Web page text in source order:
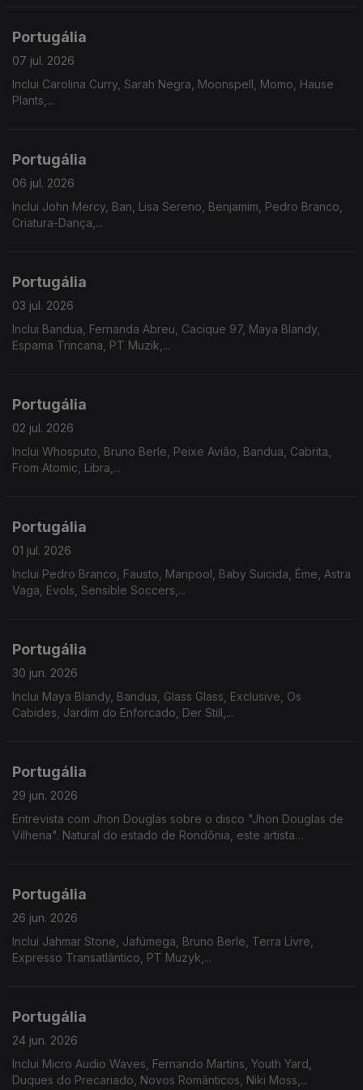
Portugália
07 jul. 2026
Inclui Carolina Curry, Sarah Negra, Moonspell, Momo, Hause
Plants,...
Portugália
06 jul. 2026
Inclui John Mercy, Ban, Lisa Sereno, Benjamim, Pedro Branco,
Criatura-Dança,...
Portugália
03 jul. 2026
Inclui Bandua, Fernanda Abreu, Cacique 97, Maya Blandy,
Espama Trincana, PT Muzik,...
Portugália
02 jul. 2026
Inclui Whosputo, Bruno Berle, Peixe Avião, Bandua, Cabrita,
From Atomic, Libra,...
Portugália
01 jul. 2026
Inclui Pedro Branco, Fausto, Maripool, Baby Suicida, Éme, Astra
Vaga, Evols, Sensible Soccers,...
Portugália
30 jun. 2026
Inclui Maya Blandy, Bandua, Glass Glass, Exclusive, Os
Cabides, Jardim do Enforcado, Der Still,...
Portugália
29 jun. 2026
Entrevista com Jhon Douglas sobre o disco "Jhon Douglas de
Vilhena". Natural do estado de Rondônia, este artista
Portugália
26 jun. 2026
Inclui Jahmar Stone, Jafúmega, Bruno Berle, Terra Livre,
Expresso Transatlântico, PT Muzyk,...
Portugália
24 jun. 2026
Inclui Micro Audio Waves, Fernando Martins, Youth Yard,
Duques do Precariado, Novos Românticos, Niki Moss,...